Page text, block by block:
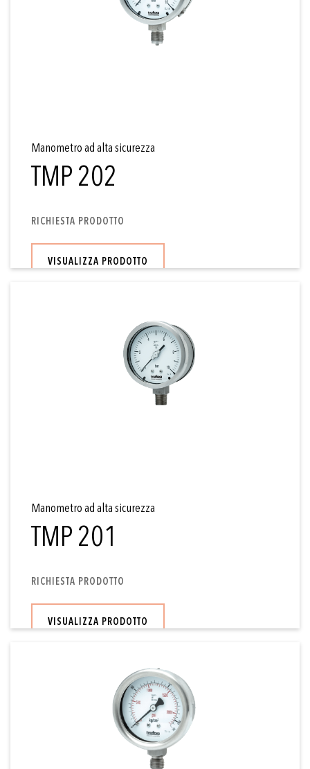
Manometro ad alta sicurezza
TMP 202
RICHIESTA PRODOTTO
VISUALIZZA PRODOTTO
Manometro ad alta sicurezza
TMP 201
RICHIESTA PRODOTTO
VISUALIZZA PRODOTTO